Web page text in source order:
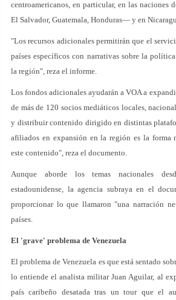
centroamericanos, en particular, en las
El Salvador, Guatemala, Honduras— y en
"Los recursos adicionales permitirán que el
países específicos con narrativas sobre la
la región", reza el informe.
Los fondos adicionales ayudarán a VOA a
de más de 120 socios mediáticos locales,
y distribuir contenido dirigido en distintas
afiliados en expansión en la región es la forma
este contenido", reza el documento.
Aunque aborde los temas nacionales
estadounidense, la agencia subraya en el
proporcionar lo que llamaron "una narración
países.
El 'grave' problema de Venezuela
El problema de Venezuela es que está sentado
lo entiende el analista militar Juan Aguilar, al
país caribeño desatada tras un tour que el